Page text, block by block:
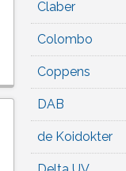
Claber
Colombo
Coppens
DAB
de Koidokter